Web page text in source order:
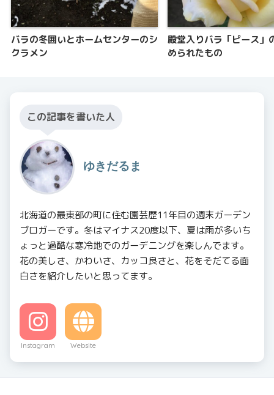
バラの冬囲いとホームセンターのシ
クラメン
殿堂入りバラ「ピース」
められたもの
この記事を書いた人
ゆきだるま
北海道の最東部の町に住む園芸歴11年目の週末ガーデン
ブロガーです。冬はマイナス20度以下、夏は雨が多いち
ょっと過酷な寒冷地でのガーデニングを楽しんでます。
花の美しさ、かわいさ、カッコ良さと、花をそだてる面
白さを紹介したいと思ってます。
Instagram Website